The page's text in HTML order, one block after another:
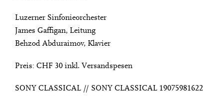
Luzerner Sinfonieorchester
James Gaffigan, Leitung
Behzod Abduraimov, Klavier
Preis: CHF 30 inkl. Versandspesen
SONY CLASSICAL // SONY CLASSICAL 19075981622